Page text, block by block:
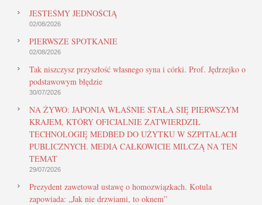
JESTEŚMY JEDNOŚCIĄ
02/08/2026
PIERWSZE SPOTKANIE
02/08/2026
Tak niszczysz przyszłość własnego syna i córki. Prof. Jędrzejko o
podstawowym błędzie
30/07/2026
NA ŻYWO: JAPONIA WŁAŚNIE STAŁA SIĘ PIERWSZYM
KRAJEM, KTÓRY OFICJALNIE ZATWIERDZIŁ
TECHNOLOGIĘ MEDBED DO UŻYTKU W SZPITALACH
PUBLICZNYCH. MEDIA CAŁKOWICIE MILCZĄ NA TEN
TEMAT
29/07/2026
Prezydent zawetował ustawę o homozwiązkach. Kotula
zapowiada: „Jak nie drzwiami, to oknem”